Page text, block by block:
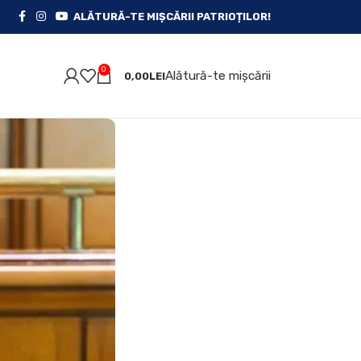
ALĂTURĂ-TE MIȘCĂRII PATRIOȚILOR!
0
0,00LEIAlătură-te mișcării